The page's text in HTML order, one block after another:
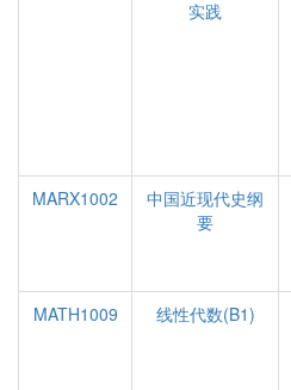
实践
MARX1002
中国近现代史纲
要
MATH1009
线性代数(B1)